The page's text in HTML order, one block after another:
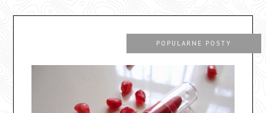
POPULARNE POSTY